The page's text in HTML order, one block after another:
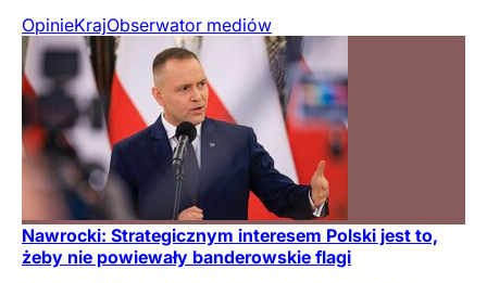
OpinieKrajObserwator mediów
Nawrocki: Strategicznym interesem Polski jest to,
żeby nie powiewały banderowskie flagi